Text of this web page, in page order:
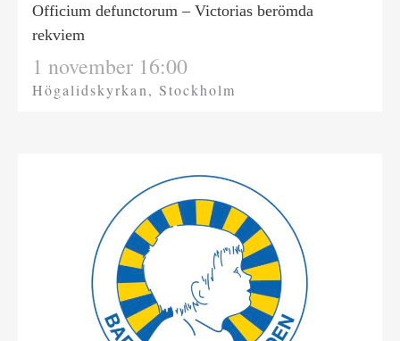
Officium defunctorum – Victorias berömda
rekviem
1 november 16:00
Högalidskyrkan, Stockholm